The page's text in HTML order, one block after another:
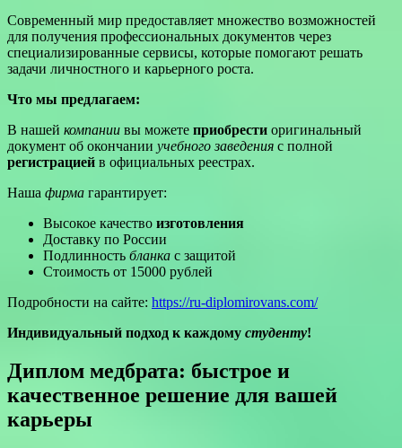
Современный мир предоставляет множество возможностей
для получения профессиональных документов через
специализированные сервисы, которые помогают решать
задачи личностного и карьерного роста.
Что мы предлагаем:
В нашей компании вы можете приобрести оригинальный
документ об окончании учебного заведения с полной
регистрацией в официальных реестрах.
Наша фирма гарантирует:
Высокое качество изготовления
Доставку по России
Подлинность бланка с защитой
Стоимость от 15000 рублей
Подробности на сайте: https://ru-diplomirovans.com/
Индивидуальный подход к каждому студенту!
Диплом медбрата: быстрое и
качественное решение для вашей
карьеры